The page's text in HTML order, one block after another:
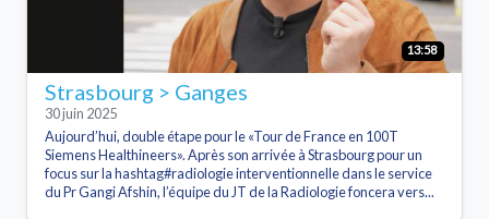
13:58
Strasbourg > Ganges
30 juin 2025
Aujourd’hui, double étape pour le «Tour de France en 100T
Siemens Healthineers». Après son arrivée à Strasbourg pour un
focus sur la hashtag#radiologie interventionnelle dans le service
du Pr Gangi Afshin, l’équipe du JT de la Radiologie foncera vers...